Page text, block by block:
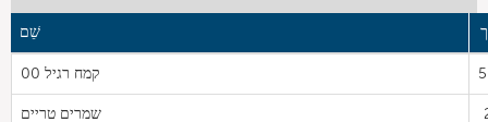
שֵׁם
קמח רגיל 00
שמרים טריים